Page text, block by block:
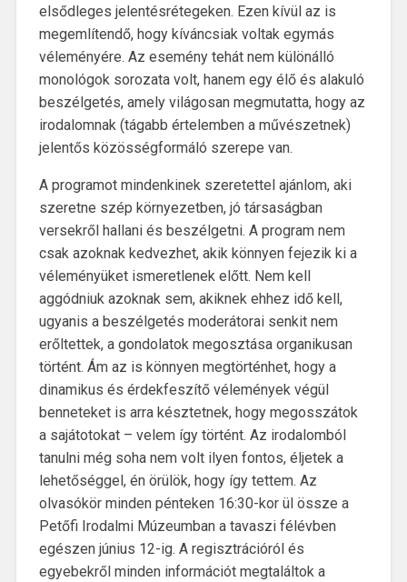
elsődleges jelentésrétegeken. Ezen kívül az is
megemlítendő, hogy kíváncsiak voltak egymás
véleményére. Az esemény tehát nem különálló
monológok sorozata volt, hanem egy élő és alakuló
beszélgetés, amely világosan megmutatta, hogy az
irodalomnak (tágabb értelemben a művészetnek)
jelentős közösségformáló szerepe van.
A programot mindenkinek szeretettel ajánlom, aki
szeretne szép környezetben, jó társaságban
versekről hallani és beszélgetni. A program nem
csak azoknak kedvezhet, akik könnyen fejezik ki a
véleményüket ismeretlenek előtt. Nem kell
aggódniuk azoknak sem, akiknek ehhez idő kell,
ugyanis a beszélgetés moderátorai senkit nem
erőltettek, a gondolatok megosztása organikusan
történt. Ám az is könnyen megtörténhet, hogy a
dinamikus és érdekfeszítő vélemények végül
benneteket is arra késztetnek, hogy megosszátok
a sajátotokat – velem így történt. Az irodalomból
tanulni még soha nem volt ilyen fontos, éljetek a
lehetőséggel, én örülök, hogy így tettem. Az
olvasókör minden pénteken 16:30-kor ül össze a
Petőfi Irodalmi Múzeumban a tavaszi félévben
egészen június 12-ig. A regisztrációról és
egyebekről minden információt megtaláltok a